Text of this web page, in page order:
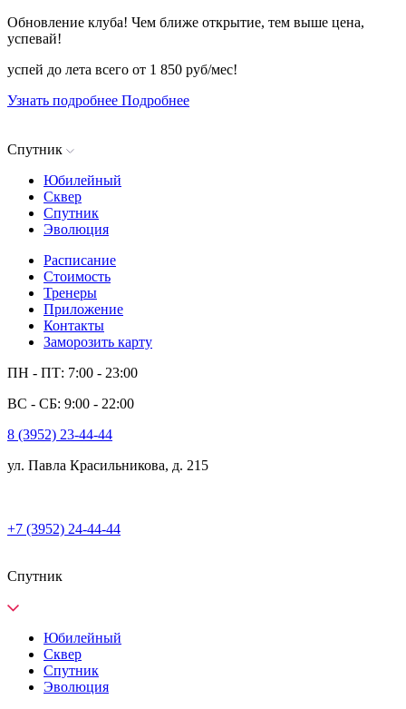
Обновление клуба! Чем ближе открытие, тем выше цена,
успевай!
успей до лета всего от 1 850 руб/мес!
Узнать подробнее Подробнее
Спутник
Юбилейный
Сквер
Спутник
Эволюция
Расписание
Стоимость
Тренеры
Приложение
Контакты
Заморозить карту
ПН - ПТ: 7:00 - 23:00
ВС - СБ: 9:00 - 22:00
8 (3952) 23-44-44
ул. Павла Красильникова, д. 215
+7 (3952) 24-44-44
Спутник
Юбилейный
Сквер
Спутник
Эволюция